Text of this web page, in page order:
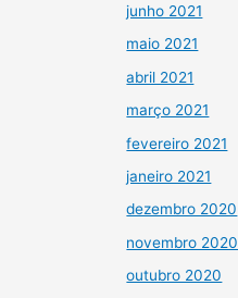
junho 2021
maio 2021
abril 2021
março 2021
fevereiro 2021
janeiro 2021
dezembro 2020
novembro 2020
outubro 2020